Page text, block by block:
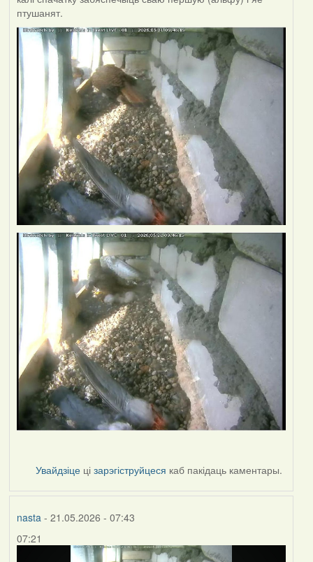
птушанят.
Увайдзіце цізарэгіструйцеся каб пакідаць каментары.
nasta- 21.05.2026 - 07:43
07:21